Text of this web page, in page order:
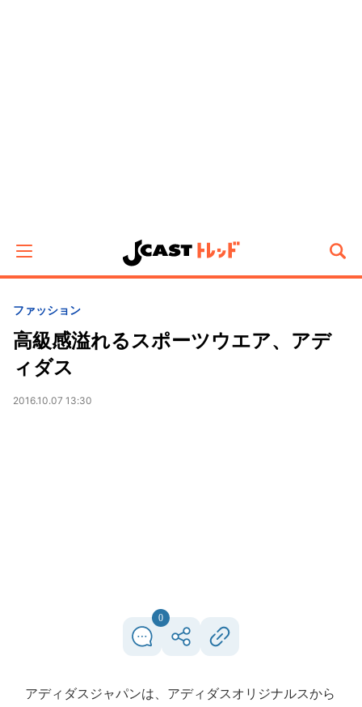
ファッション
高級感溢れるスポーツウエア、アデ
ィダス
2016.10.07 13:30
0
アディダスジャパンは、アディダスオリジナルスから